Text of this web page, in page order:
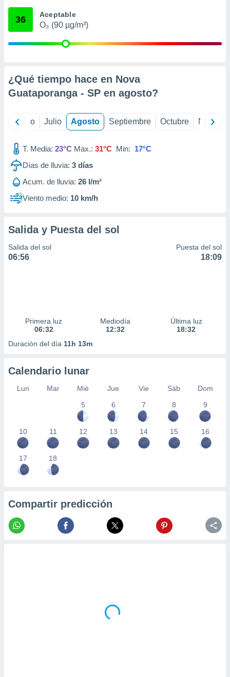
mediante
publicidad
1199
36 Aceptable
O₃ (90 µg/m³)
¿Qué tiempo hace en Nova
Guataporanga - SP en agosto?
Junio Julio Agosto Septiembre Octubre
T. Media: 23°C Max.: 31°C Min: 17°C
Días de lluvia: 3 días
Acum. de lluvia: 26 l/m²
Viento medio: 10 km/h
Salida y Puesta del sol
Salida del sol
06:56
Puesta del sol
18:09
Primera luz
06:32
Mediodía
12:32
Última luz
18:32
Duración del día 11h 13m
Calendario lunar
Lun Mar Mié Jue Vie Sáb
Dom
5
6 7 8 9
10 11 12 13 14 15 16
17 18
Compartir predicción